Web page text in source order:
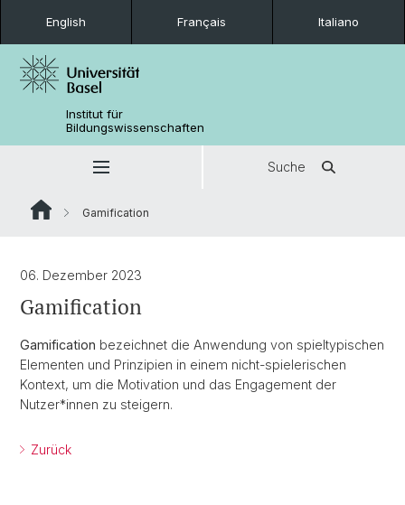
English Français Italiano
Institut für
Bildungswissenschaften
Suche
Gamification
06. Dezember 2023
Gamification
Gamification bezeichnet die Anwendung von spieltypischen
Elementen und Prinzipien in einem nicht-spielerischen
Kontext, um die Motivation und das Engagement der
Nutzer*innen zu steigern.
Zurück